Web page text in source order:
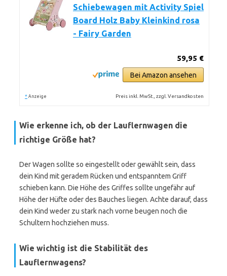
Schiebewagen mit Activity Spiel
Board Holz Baby Kleinkind rosa
- Fairy Garden
59,95 €
Bei Amazon ansehen
* Anzeige Preis inkl. MwSt., zzgl. Versandkosten
Wie erkenne ich, ob der Lauflernwagen die
richtige Größe hat?
Der Wagen sollte so eingestellt oder gewählt sein, dass
dein Kind mit geradem Rücken und entspanntem Griff
schieben kann. Die Höhe des Griffes sollte ungefähr auf
Höhe der Hüfte oder des Bauches liegen. Achte darauf, dass
dein Kind weder zu stark nach vorne beugen noch die
Schultern hochziehen muss.
Wie wichtig ist die Stabilität des
Lauflernwagens?